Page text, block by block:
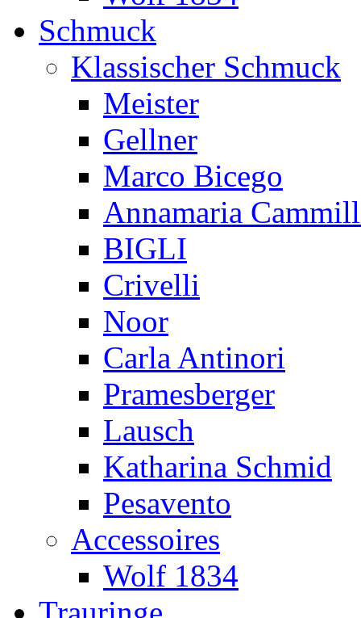
Schmuck
Klassischer Schmuck
Meister
Gellner
Marco Bicego
Annamaria
BIGLI
Crivelli
Noor
Carla Antinori
Pramesberger
Lausch
Katharina Schmid
Pesavento
Accessoires
Wolf 1834